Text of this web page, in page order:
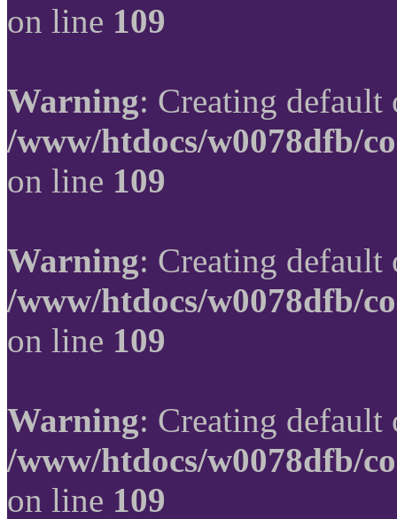
on line 109
Warning: Creating
/www/htdocs/w0078dfb/
on line 109
Warning: Creating
/www/htdocs/w0078dfb/
on line 109
Warning: Creating
/www/htdocs/w0078dfb/
on line 109